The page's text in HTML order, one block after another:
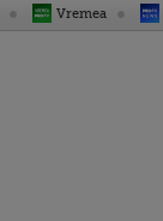
Vremea